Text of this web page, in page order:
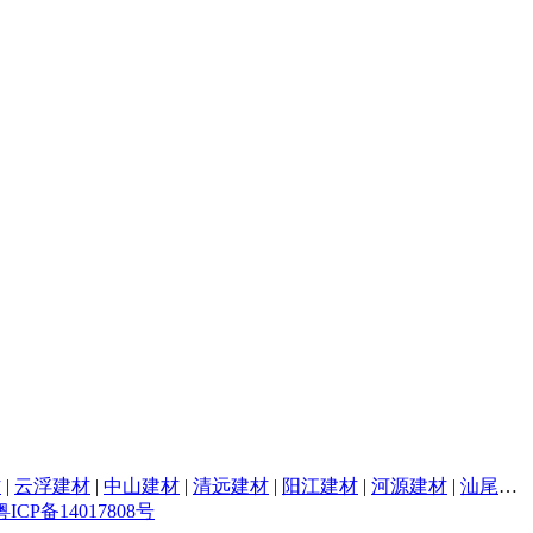
| 云浮建材 | 中山建材 | 清远建材 | 阳江建材 | 河源建材 | 汕尾建材
ICP备14017808号